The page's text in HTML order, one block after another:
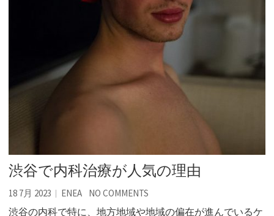
渋谷で内科治療が人気の理由
18 7月 2023 ENEA NO COMMENTS
渋谷の内科で特に、地方地域や地域の偏在が進んでいるケ